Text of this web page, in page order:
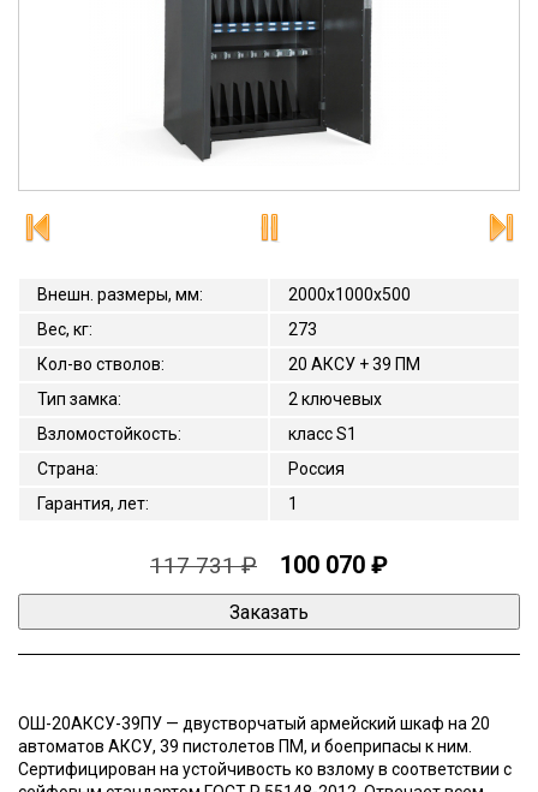
Внешн. размеры, мм:
2000x1000x500
Вес, кг:
273
Кол-во стволов:
20 АКСУ + 39 ПМ
Тип замка:
2 ключевых
Взломостойкость:
класс S1
Страна:
Россия
Гарантия, лет: 1
117 731 ₽ 100 070 ₽
ОШ-20АКСУ-39ПУ — двустворчатый армейский шкаф на 20
автоматов АКСУ, 39 пистолетов ПМ, и боеприпасы к ним.
Сертифицирован на устойчивость ко взлому в соответствии с